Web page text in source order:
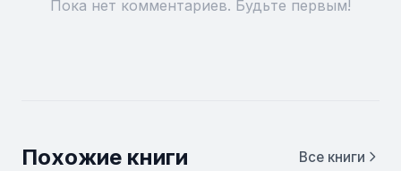
Пока нет комментариев. Будьте первым!
Похожие книги Все книги